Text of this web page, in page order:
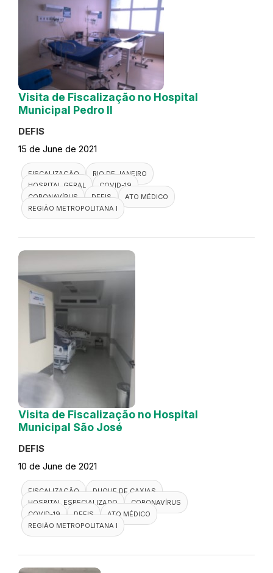
Visita de Fiscalização no Hospital
Municipal Pedro II
DEFIS
15 de June de 2021
FISCALIZAÇÃO
RIO DE JANEIRO
HOSPITAL GERAL
COVID-19
CORONAVÍRUS
DEFIS
ATO MÉDICO
REGIÃO METROPOLITANA I
Visita de Fiscalização no Hospital
Municipal São José
DEFIS
10 de June de 2021
FISCALIZAÇÃO
DUQUE DE CAXIAS
HOSPITAL ESPECIALIZADO
CORONAVÍRUS
COVID-19
DEFIS
ATO MÉDICO
REGIÃO METROPOLITANA I